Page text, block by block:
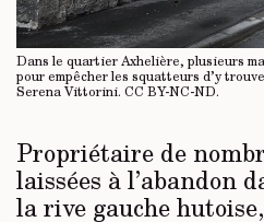
Dans le quartier Axhelière, plusieurs
pour empêcher les squatteurs d’y
Serena Vittorini. CC BY-NC-ND.
Propriétaire de
laissées à l’abandon
la rive gauche